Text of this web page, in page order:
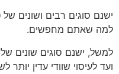
ישנם סוגים רבים ושונים
למה שאתם מחפשים.
למשל, ישנם סוגים שונים של
ועד לעיסוי שוודי עדין יותר